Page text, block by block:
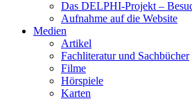
Das DELPHI-Projekt –
Aufnahme auf die Website
Medien
Artikel
Fachliteratur und Sachbücher
Filme
Hörspiele
Karten